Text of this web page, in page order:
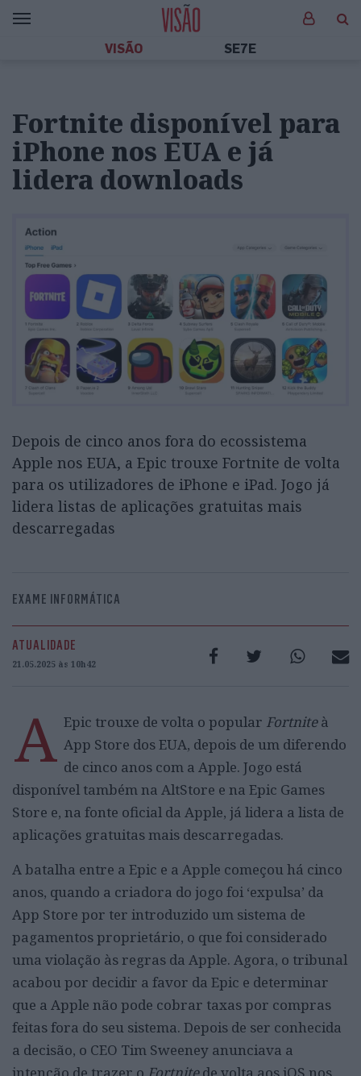
VISÃO SE7E
Fortnite disponível para
iPhone nos EUA e já
lidera downloads
Depois de cinco anos fora do ecossistema
Apple nos EUA, a Epic trouxe Fortnite de volta
para os utilizadores de iPhone e iPad. Jogo já
lidera listas de aplicações gratuitas mais
descarregadas
EXAME INFORMÁTICA
ATUALIDADE
21.05.2025 às 10h42
A Epic trouxe de volta o popular Fortniteà
App Store dos EUA, depois de um diferendo
de cinco anos com a Apple. Jogo está
disponível também na AltStore e na Epic Games
Store e, na fonte oficial da Apple, já lidera a lista de
aplicações gratuitas mais descarregadas.
A batalha entre a Epic e a Apple começou há cinco
anos, quando a criadora do jogo foi ‘expulsa’ da
App Store por ter introduzido um sistema de
pagamentos proprietário, o que foi considerado
uma violação às regras da Apple. Agora, o tribunal
acabou por decidir a favor da Epic e determinar
que a Apple não pode cobrar taxas por compras
feitas fora do seu sistema. Depois de ser conhecida
a decisão, o CEO Tim Sweeney anunciava a